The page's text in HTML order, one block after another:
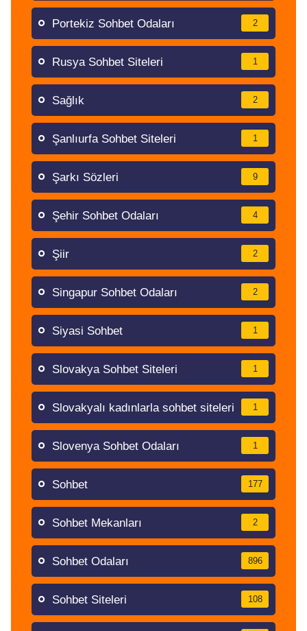
Portekiz Sohbet Odaları 2
Rusya Sohbet Siteleri 1
Sağlık 2
Şanlıurfa Sohbet Siteleri 1
Şarkı Sözleri 9
Şehir Sohbet Odaları 4
Şiir 2
Singapur Sohbet Odaları 2
Siyasi Sohbet 1
Slovakya Sohbet Siteleri 1
Slovakyalı kadınlarla sohbet siteleri 1
Slovenya Sohbet Odaları 1
Sohbet 177
Sohbet Mekanları 2
Sohbet Odaları 896
Sohbet Siteleri 108